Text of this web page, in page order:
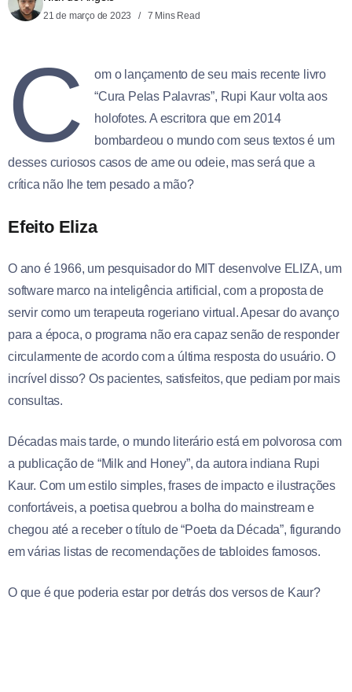
21 de março de 2023 7 Mins Read
C
om o lançamento de seu mais recente livro
“Cura Pelas Palavras”, Rupi Kaur volta aos
holofotes. A escritora que em 2014
bombardeou o mundo com seus textos é um
desses curiosos casos de ame ou odeie, mas será que a
crítica não lhe tem pesado a mão?
Efeito Eliza
O ano é 1966, um pesquisador do MIT desenvolve ELIZA, um
software marco na inteligência artificial, com a proposta de
servir como um terapeuta rogeriano virtual. Apesar do avanço
para a época, o programa não era capaz senão de responder
circularmente de acordo com a última resposta do usuário. O
incrível disso? Os pacientes, satisfeitos, que pediam por mais
consultas.
Décadas mais tarde, o mundo literário está em polvorosa com
a publicação de “Milk and Honey”, da autora indiana Rupi
Kaur. Com um estilo simples, frases de impacto e ilustrações
confortáveis, a poetisa quebrou a bolha do mainstream e
chegou até a receber o título de “Poeta da Década”, figurando
em várias listas de recomendações de tabloides famosos.
O que é que poderia estar por detrás dos versos de Kaur?